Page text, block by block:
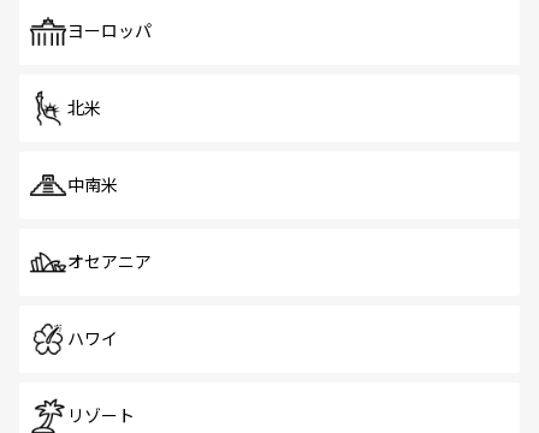
ヨーロッパ
北米
中南米
オセアニア
ハワイ
リゾート